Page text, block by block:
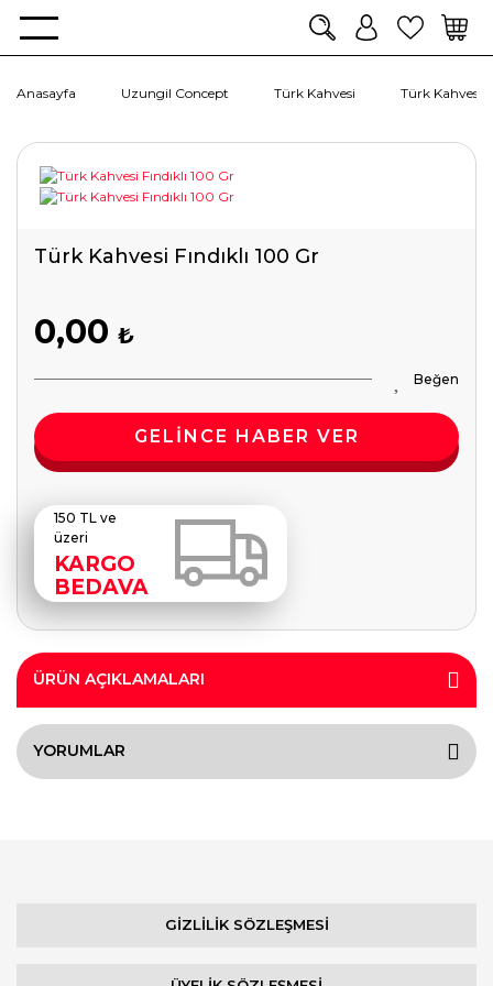
Anasayfa Uzungil Concept Türk Kahvesi Türk Kahvesi
Türk Kahvesi Fındıklı 100 Gr
0,00 ₺
GELİNCE HABER VER
150 TL ve
üzeri
KARGO
BEDAVA
ÜRÜN AÇIKLAMALARI
YORUMLAR
GİZLİLİK SÖZLEŞMESİ